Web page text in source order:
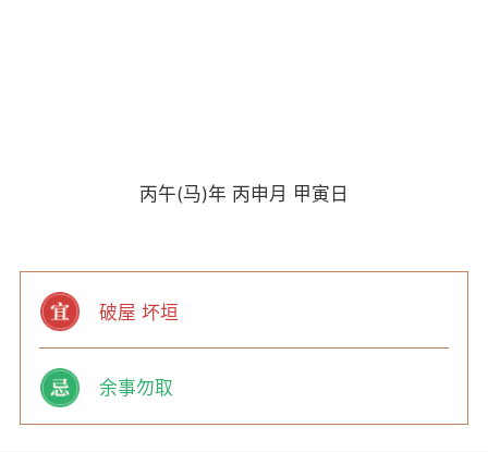
丙午(马)年 丙申月 甲寅日
破屋 坏垣
余事勿取